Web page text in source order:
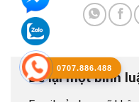
Để lại một bình
0707.886.488